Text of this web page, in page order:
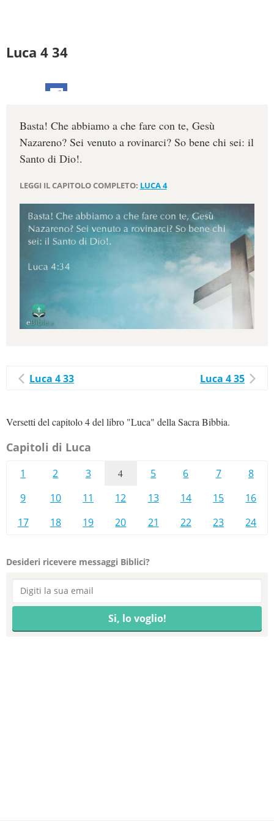
Luca 4 34
Basta! Che abbiamo a che fare con te, Gesù
Nazareno? Sei venuto a rovinarci? So bene chi sei: il
Santo di Dio!.
LEGGI IL CAPITOLO COMPLETO: LUCA 4
Luca 4 33 Luca 4 35
Versetti del capitolo 4 del libro "Luca" della Sacra Bibbia.
Capitoli di Luca
1 2 3 4 5 6 7
8
9
10 11 12 13 14 15
16
17
18 19 20 21 22 23 24
Desideri ricevere messaggi Biblici?